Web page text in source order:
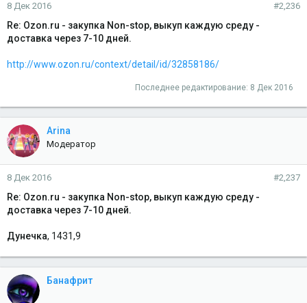
8 Дек 2016 #2,236
Re: Ozon.ru - закупка Non-stop, выкуп каждую среду -
доставка через 7-10 дней.
http://www.ozon.ru/context/detail/id/32858186/
Последнее редактирование: 8 Дек 2016
Arina
Модератор
8 Дек 2016 #2,237
Re: Ozon.ru - закупка Non-stop, выкуп каждую среду -
доставка через 7-10 дней.
Дунечка, 1431,9
Банафрит